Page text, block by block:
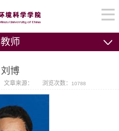
教师
刘博
文章来源： 浏览次数： 10788